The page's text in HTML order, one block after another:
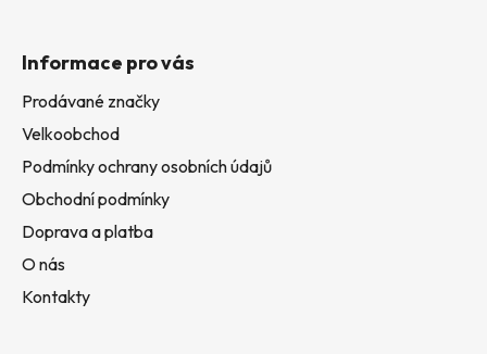
Informace pro vás
Prodávané značky
Velkoobchod
Podmínky ochrany osobních údajů
Obchodní podmínky
Doprava a platba
O nás
Kontakty